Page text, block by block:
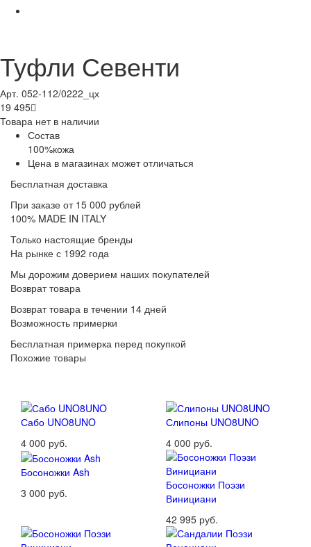
Туфли Севенти
Арт. 052-112/0222_цх
19 495
Товара нет в наличии
Состав
100%кожа
Цена в магазинах может отличаться
Бесплатная доставка
При заказе от 15 000 рублей
100% MADE IN ITALY
Только настоящие бренды
На рынке с 1992 года
Мы дорожим доверием наших покупателей
Возврат товара
Возврат товара в течении 14 дней
Возможность примерки
Бесплатная примерка перед покупкой
Похожие товары
Сабо UNO8UNO
4 000 руб.
Слипоны UNO8UNO
4 000 руб.
Босоножки Ash
3 000 руб.
Босоножки Поэзи
Винициани
42 995 руб.